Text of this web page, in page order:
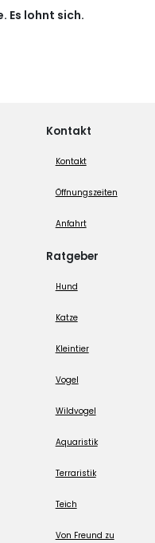
Es lohnt sich.
Kontakt
Kontakt
Öffnungszeiten
Anfahrt
Ratgeber
Hund
Katze
Kleintier
Vogel
Wildvogel
Aquaristik
Terraristik
Teich
Von Freund zu